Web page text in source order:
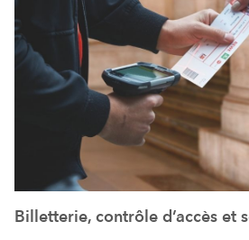
Billetterie, contrôle d’accès et